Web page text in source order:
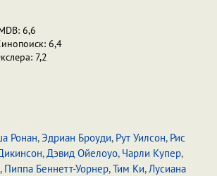
6,6
6,4
7,2
Ронан,Эдриан Броуди, Рут Уилсон, Рис
,Дэвид Ойелоуо, Чарли Купер,
, Пиппа Беннетт-Уорнер,Тим Ки,Лусиана